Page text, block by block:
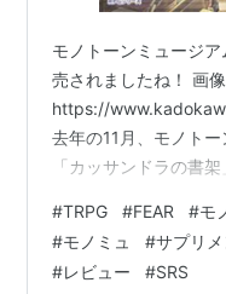
モノトーンミュージ
売されましたね！ 画像
https://
去年の11月、モノト
「カッサンドラの書
ンミュージアムのデー
ます。 しかし、イン
生からは「環境が大き
#TRPG #FEAR #モ
#モノミュ #サプリメ
#レビュー #SRS